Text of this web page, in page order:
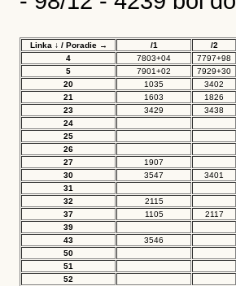
Linka ↓ / Poradie → /1
/2
4
7803+04
7797+98
5
7901+02
7929+30
20
1035
3402
21
1603
1826
23
3429
3438
24
25
26
27
1907
30
3547
3401
31
32
2115
37
1105
2117
39
43
3546
50
51
52